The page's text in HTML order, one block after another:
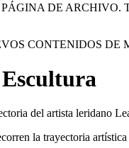
DE
CONTENIDOS DE
del artista leridano
la trayectoria